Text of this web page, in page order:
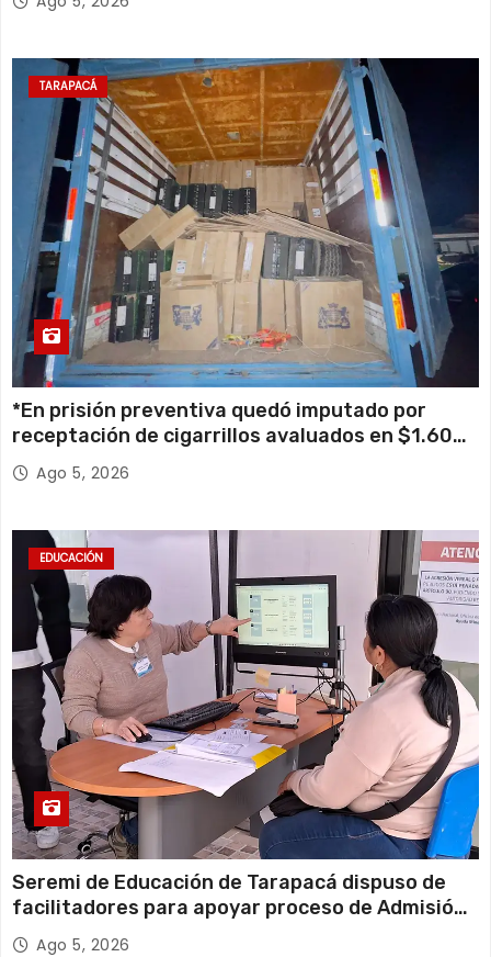
TARAPACÁ
*En prisión preventiva quedó imputado por
receptación de cigarrillos avaluados en $1.600
millones*
Ago 5, 2026
EDUCACIÓN
Seremi de Educación de Tarapacá dispuso de
facilitadores para apoyar proceso de Admisión
Escolar 2027
Ago 5, 2026